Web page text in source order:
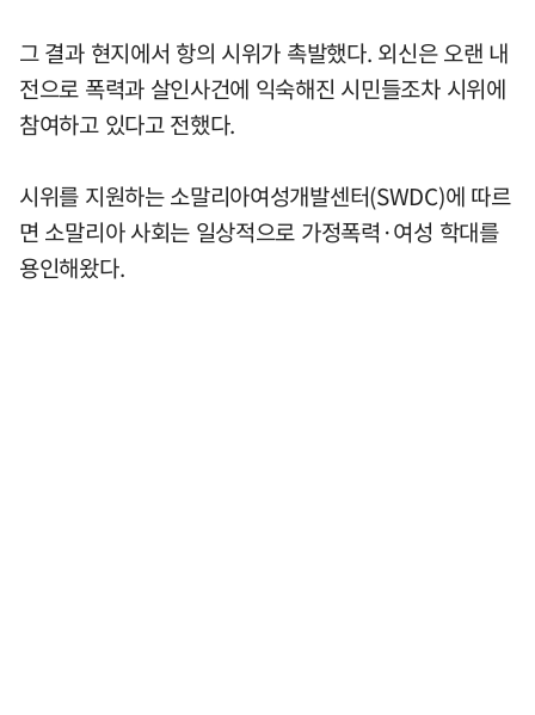
그 결과 현지에서 항의 시위가 촉발했다. 외신은 오랜 내
전으로 폭력과 살인사건에 익숙해진 시민들조차 시위에
참여하고 있다고 전했다.
시위를 지원하는 소말리아여성개발센터(SWDC)에 따르
면 소말리아 사회는 일상적으로 가정폭력·여성 학대를
용인해왔다.